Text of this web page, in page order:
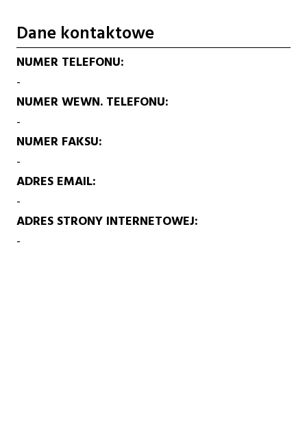
Dane kontaktowe
NUMER TELEFONU
-
NUMER WEWN. TELEFONU
-
NUMER FAKSU
-
ADRES EMAIL
-
ADRES STRONY INTERNETOWEJ
-